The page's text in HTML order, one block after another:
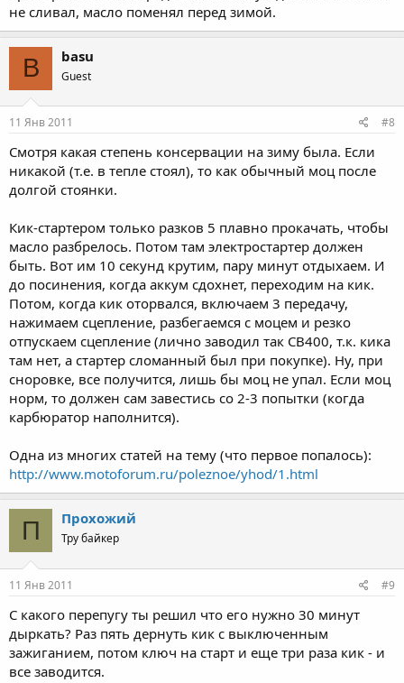
не сливал, масло поменял перед зимой.
B basu
Guest
11 Янв 2011 #8
Смотря какая степень консервации на зиму была. Если
никакой (т.е. в тепле стоял), то как обычный моц после
долгой стоянки.
Кик-стартером только разков 5 плавно прокачать, чтобы
масло разбрелось. Потом там электростартер должен
быть. Вот им 10 секунд крутим, пару минут отдыхаем. И
до посинения, когда аккум сдохнет, переходим на кик.
Потом, когда кик оторвался, включаем 3 передачу,
нажимаем сцепление, разбегаемся с моцем и резко
отпускаем сцепление (лично заводил так CB400, т.к. кика
там нет, а стартер сломанный был при покупке). Ну, при
сноровке, все получится, лишь бы моц не упал. Если моц
норм, то должен сам завестись со 2-3 попытки (когда
карбюратор наполнится).
Одна из многих статей на тему (что первое попалось):
http://www.motoforum.ru/poleznoe/yhod/1.html
П Прохожий
Тру байкер
11 Янв 2011 #9
С какого перепугу ты решил что его нужно 30 минут
дыркать? Раз пять дернуть кик с выключенным
зажиганием, потом ключ на старт и еще три раза кик - и
все заводится.